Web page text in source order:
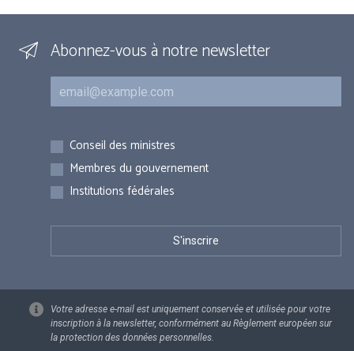
Abonnez-vous à notre newsletter
Courriel
Inscriptions
Conseil des ministres
Membres du gouvernement
Institutions fédérales
Votre adresse e-mail est uniquement conservée et utilisée pour votre
inscription à la newsletter, conformément au Règlement européen sur
la protection des données personnelles.